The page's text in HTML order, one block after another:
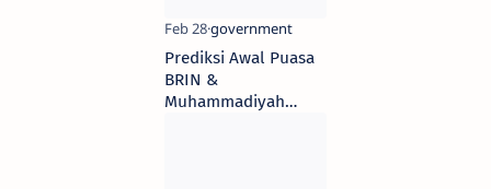
Prediksi Awal Puasa
BRIN &
Muhammadiyah